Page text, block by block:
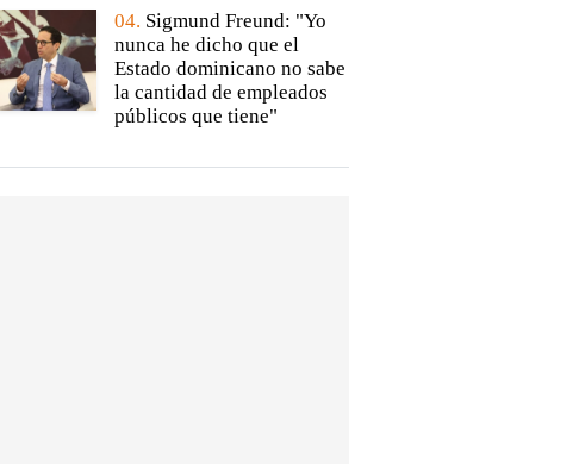
04. Sigmund Freund: "Yo
nunca he dicho que el
Estado dominicano no sabe
la cantidad de empleados
públicos que tiene"